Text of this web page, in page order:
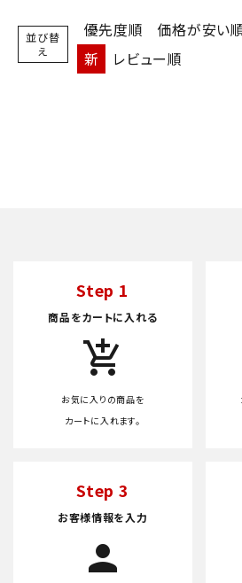
並び替
え
優先度順 価格が安い
新
レビュー順
Step 1
商品をカートに入れる
add_shopping_cart
お気に入りの商品を
カートに入れます。
Step 3
お客様情報を入力
person